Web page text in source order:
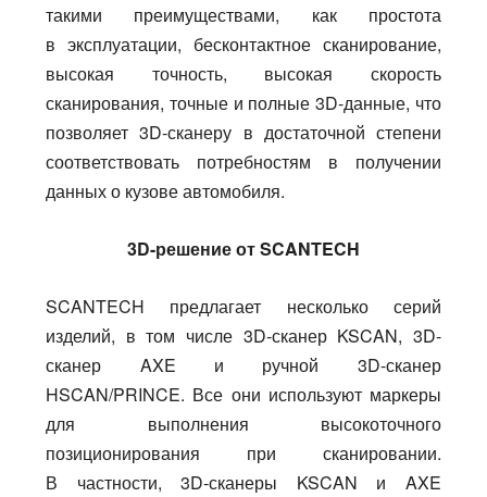
такими преимуществами, как простота
в эксплуатации, бесконтактное сканирование,
высокая точность, высокая скорость
сканирования, точные и полные 3D-данные, что
позволяет 3D-сканеру в достаточной степени
соответствовать потребностям в получении
данных о кузове автомобиля.
3D-решение от SCANTECH
SCANTECH предлагает несколько серий
изделий, в том числе 3D-сканер KSCAN, 3D-
сканер AXE и ручной 3D-сканер
HSCAN/PRINCE. Все они используют маркеры
для выполнения высокоточного
позиционирования при сканировании.
В частности, 3D-сканеры KSCAN и AXE